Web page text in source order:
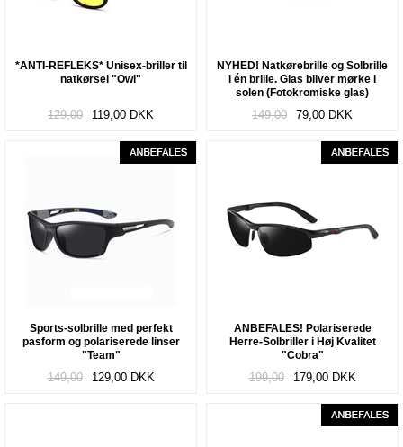
*ANTI-REFLEKS* Unisex-briller til
natkørsel "Owl"
129,00 119,00 DKK
NYHED! Natkørebrille og Solbrille
i én brille. Glas bliver mørke i
solen (Fotokromiske glas)
149,00 79,00 DKK
Sports-solbrille med perfekt
pasform og polariserede linser
"Team"
149,00 129,00 DKK
ANBEFALES! Polariserede
Herre-Solbriller i Høj Kvalitet
"Cobra"
199,00 179,00 DKK